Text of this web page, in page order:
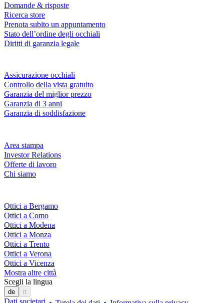
Domande & risposte
Ricerca store
Prenota subito un appuntamento
Stato dell’ordine degli occhiali
Diritti di garanzia legale
Assicurazione occhiali
Controllo della vista gratuito
Garanzia del miglior prezzo
Garanzia di 3 anni
Garanzia di soddisfazione
Area stampa
Investor Relations
Offerte di lavoro
Chi siamo
Ottici a Bergamo
Ottici a Como
Ottici a Modena
Ottici a Monza
Ottici a Trento
Ottici a Verona
Ottici a Vicenza
Mostra altre città
Scegli la lingua
de it
Dati societari